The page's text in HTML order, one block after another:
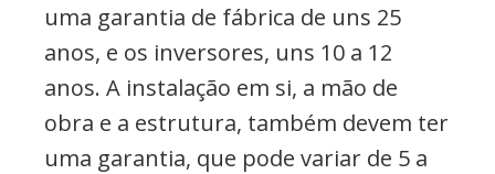
uma garantia de fábrica de uns 25
anos, e os inversores, uns 10 a 12
anos. A instalação em si, a mão de
obra e a estrutura, também devem ter
uma garantia, que pode variar de 5 a